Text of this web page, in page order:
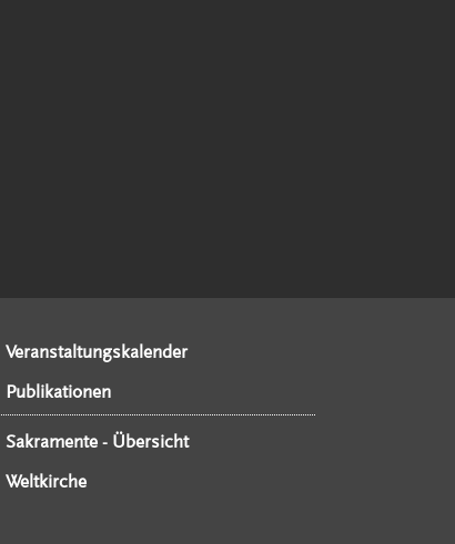
Veranstaltungskalender
Publikationen
Sakramente - Übersicht
Weltkirche